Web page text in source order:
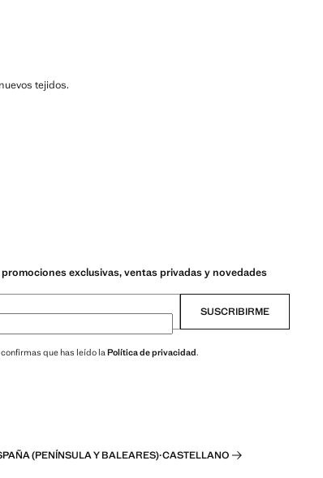
tejidos.
promociones exclusivas, ventas privadas y novedades
SUSCRIBIRME
que has leído la Política de privacidad.
(PENÍNSULA Y BALEARES)·CASTELLANO